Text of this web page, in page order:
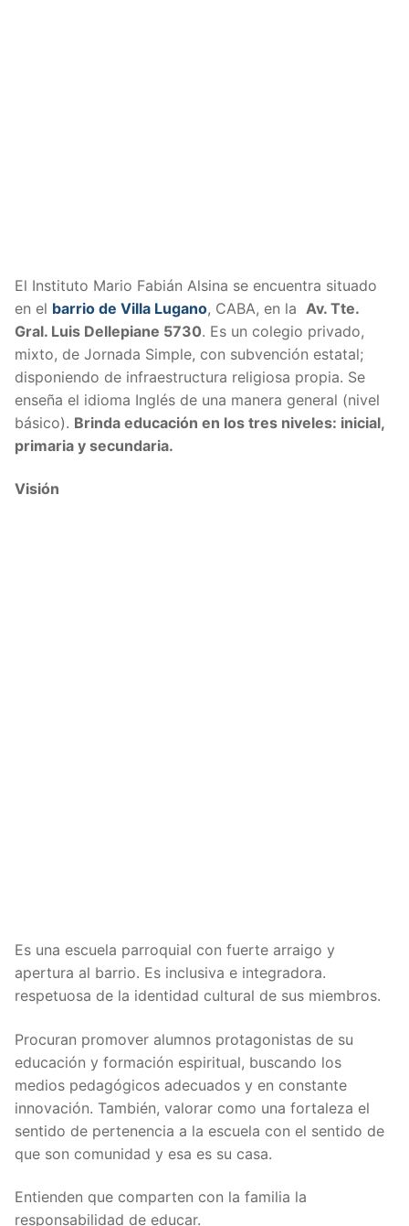
El Instituto Mario Fabián Alsina se encuentra situado
en el barrio de Villa Lugano, CABA, en la Av. Tte.
Gral. Luis Dellepiane 5730. Es un colegio privado,
mixto, de Jornada Simple, con subvención estatal;
disponiendo de infraestructura religiosa propia. Se
enseña el idioma Inglés de una manera general (nivel
básico). Brinda educación en los tres niveles: inicial,
primaria y secundaria.
Visión
Es una escuela parroquial con fuerte arraigo y
apertura al barrio. Es inclusiva e integradora.
respetuosa de la identidad cultural de sus miembros.
Procuran promover alumnos protagonistas de su
educación y formación espiritual, buscando los
medios pedagógicos adecuados y en constante
innovación. También, valorar como una fortaleza el
sentido de pertenencia a la escuela con el sentido de
que son comunidad y esa es su casa.
Entienden que comparten con la familia la
responsabilidad de educar.